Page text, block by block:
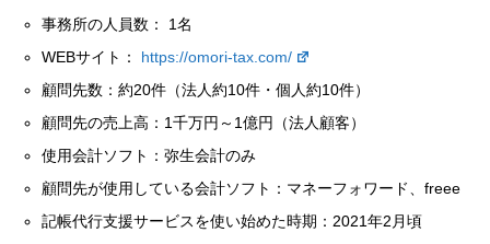
事務所の人員数： 1名
WEBサイト： https://omori-tax.com/
顧問先数：約20件（法人約10件・個人約10件）
顧問先の売上高： 1千万円～ 1億円（法人顧客）
使用会計ソフト：弥生会計のみ
顧問先が使用している会計ソフト：マネーフォワード、freee
記帳代行支援サービスを使い始めた時期： 2021年2 月頃